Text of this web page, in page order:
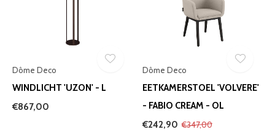
Dôme Deco
WINDLICHT 'UZON' - L
€867,00
Dôme Deco
EETKAMERSTOEL 'VOLVERE'
- FABIO CREAM - OL
€242,90 €347,00